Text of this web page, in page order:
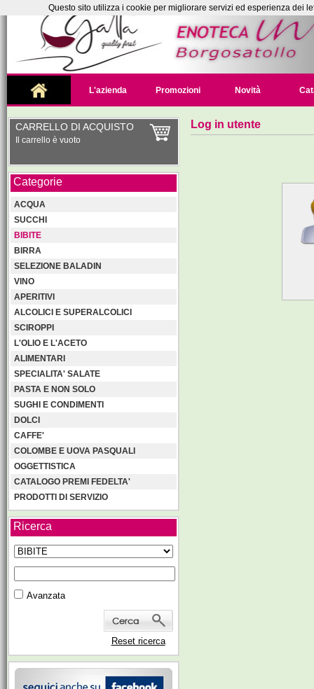
L'azienda Promozioni Novità
CARRELLO DI ACQUISTO
Il carrello è vuoto
Categorie
ACQUA
SUCCHI
BIBITE
BIRRA
SELEZIONE BALADIN
VINO
APERITIVI
ALCOLICI E SUPERALCOLICI
SCIROPPI
L'OLIO E L'ACETO
ALIMENTARI
SPECIALITA' SALATE
PASTA E NON SOLO
SUGHI E CONDIMENTI
DOLCI
CAFFE'
COLOMBE E UOVA PASQUALI
OGGETTISTICA
CATALOGO PREMI FEDELTA'
PRODOTTI DI SERVIZIO
Ricerca
Avanzata
Reset ricerca
Log in utente
Questo sito utilizza i cookie per migliorare servizi ed esperienza dei